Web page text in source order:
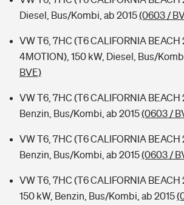
Diesel, Bus/Kombi, ab 2015(0603 /
VW T6, 7HC (T6 CALIFORNIA BEACH
4MOTION), 150 kW, Diesel, Bus/
BVE)
VW T6, 7HC (T6 CALIFORNIA BEACH
Benzin, Bus/Kombi, ab 2015(0603 /
VW T6, 7HC (T6 CALIFORNIA BEACH
Benzin, Bus/Kombi, ab 2015(0603 /
VW T6, 7HC (T6 CALIFORNIA BEACH
150 kW, Benzin, Bus/Kombi, ab 2015